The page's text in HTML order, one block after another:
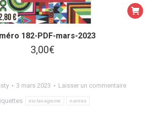
182-PDF-mars-2023
3,00€
3 mars 2023 Laisser un commentaire
esclavagisme nantes